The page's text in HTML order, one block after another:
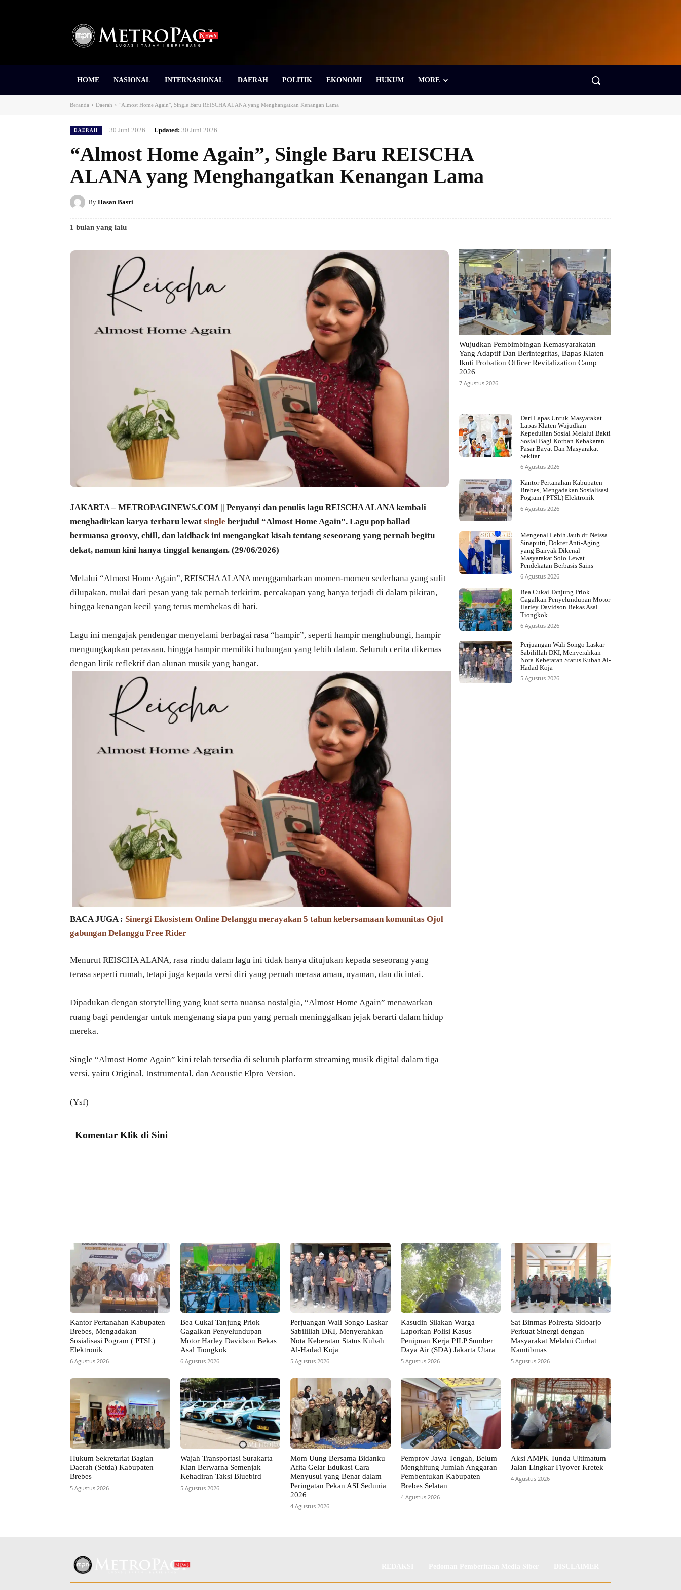
HOME NASIONAL INTERNASIONAL DAERAH POLITIK EKONOMI HUKUM MORE
Beranda Daerah "Almost Home Again", Single Baru REISCHA ALANA yang Menghangatkan Kenangan Lama
DAERAH 30 Juni 2026 Updated: 30 Juni 2026
“Almost Home Again”, Single Baru REISCHA
ALANA yang Menghangatkan Kenangan Lama
By Hasan Basri
1 bulan yang lalu
JAKARTA – METROPAGINEWS.COM || Penyanyi dan penulis lagu REISCHA ALANA kembali
menghadirkan karya terbaru lewat single berjudul “Almost Home Again”. Lagu pop ballad
bernuansa groovy, chill, dan laidback ini mengangkat kisah tentang seseorang yang pernah begitu
dekat, namun kini hanya tinggal kenangan. (29/06/2026)
Melalui “Almost Home Again”, REISCHA ALANA menggambarkan momen-momen sederhana yang sulit
dilupakan, mulai dari pesan yang tak pernah terkirim, percakapan yang hanya terjadi di dalam pikiran,
hingga kenangan kecil yang terus membekas di hati.
Lagu ini mengajak pendengar menyelami berbagai rasa “hampir”, seperti hampir menghubungi, hampir
mengungkapkan perasaan, hingga hampir memiliki hubungan yang lebih dalam. Seluruh cerita dikemas
dengan lirik reflektif dan alunan musik yang hangat.
BACA JUGA : Sinergi Ekosistem Online Delanggu merayakan 5 tahun kebersamaan komunitas Ojol
gabungan Delanggu Free Rider
Menurut REISCHA ALANA, rasa rindu dalam lagu ini tidak hanya ditujukan kepada seseorang yang
terasa seperti rumah, tetapi juga kepada versi diri yang pernah merasa aman, nyaman, dan dicintai.
Dipadukan dengan storytelling yang kuat serta nuansa nostalgia, “Almost Home Again” menawarkan
ruang bagi pendengar untuk mengenang siapa pun yang pernah meninggalkan jejak berarti dalam hidup
mereka.
Single “Almost Home Again” kini telah tersedia di seluruh platform streaming musik digital dalam tiga
versi, yaitu Original, Instrumental, dan Acoustic Elpro Version.
(Ysf)
Komentar Klik di Sini
Wujudkan Pembimbingan Kemasyarakatan
Yang Adaptif Dan Berintegritas, Bapas Klaten
Ikuti Probation Officer Revitalization Camp
2026
7 Agustus 2026
Dari Lapas Untuk Masyarakat
Lapas Klaten Wujudkan
Kepedulian Sosial Melalui Bakti
Sosial Bagi Korban Kebakaran
Pasar Bayat Dan Masyarakat
Sekitar
6 Agustus 2026
Kantor Pertanahan Kabupaten
Brebes, Mengadakan Sosialisasi
Pogram ( PTSL) Elektronik
6 Agustus 2026
Mengenal Lebih Jauh dr. Neissa
Sinaputri, Dokter Anti-Aging
yang Banyak Dikenal
Masyarakat Solo Lewat
Pendekatan Berbasis Sains
6 Agustus 2026
Bea Cukai Tanjung Priok
Gagalkan Penyelundupan Motor
Harley Davidson Bekas Asal
Tiongkok
6 Agustus 2026
Perjuangan Wali Songo Laskar
Sabilillah DKI, Menyerahkan
Nota Keberatan Status Kubah Al-
Hadad Koja
5 Agustus 2026
Kantor Pertanahan Kabupaten
Brebes, Mengadakan
Sosialisasi Pogram ( PTSL)
Elektronik
6 Agustus 2026
Bea Cukai Tanjung Priok
Gagalkan Penyelundupan
Motor Harley Davidson Bekas
Asal Tiongkok
6 Agustus 2026
Perjuangan Wali Songo Laskar
Sabilillah DKI, Menyerahkan
Nota Keberatan Status Kubah
Al-Hadad Koja
5 Agustus 2026
Kasudin Silakan Warga
Laporkan Polisi Kasus
Penipuan Kerja PJLP Sumber
Daya Air (SDA) Jakarta Utara
5 Agustus 2026
Sat Binmas Polresta Sidoarjo
Perkuat Sinergi dengan
Masyarakat Melalui Curhat
Kamtibmas
5 Agustus 2026
Hukum Sekretariat Bagian
Daerah (Setda) Kabupaten
Brebes
5 Agustus 2026
Wajah Transportasi Surakarta
Kian Berwarna Semenjak
Kehadiran Taksi Bluebird
5 Agustus 2026
Mom Uung Bersama Bidanku
Afita Gelar Edukasi Cara
Menyusui yang Benar dalam
Peringatan Pekan ASI Sedunia
2026
4 Agustus 2026
Pemprov Jawa Tengah, Belum
Menghitung Jumlah Anggaran
Pembentukan Kabupaten
Brebes Selatan
4 Agustus 2026
Aksi AMPK Tunda Ultimatum
Jalan Lingkar Flyover Kretek
4 Agustus 2026